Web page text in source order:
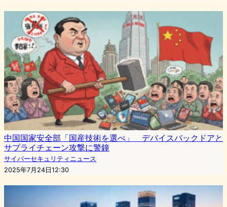
中国国家安全部「国産技術を選べ」 デバイスバックドアと
サプライチェーン攻撃に警鐘
サイバーセキュリティニュース
2025年7月24日12:30